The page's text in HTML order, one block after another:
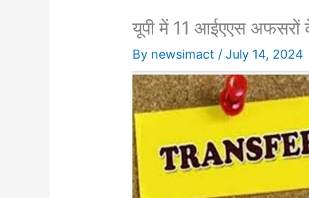
यूपी में 11 आईएएस अफसरों
By newsimact /July 14, 2024